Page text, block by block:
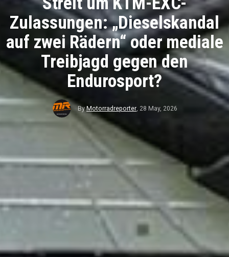
Zulassungen: „Dieselskandal
auf zwei Rädern“ oder mediale
Treibjagd gegen den
Endurosport?
ByMotorradreporter, 28 May, 2026